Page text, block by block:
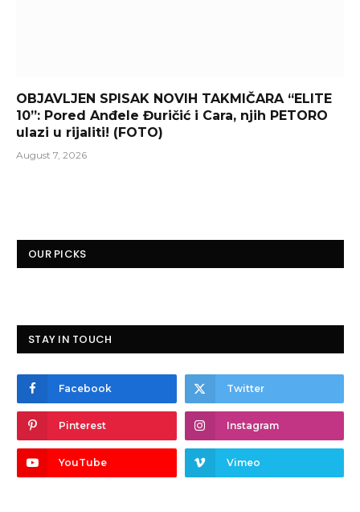
OBJAVLJEN SPISAK NOVIH TAKMIČARA “ELITE
10”: Pored Anđele Đuričić i Cara, njih PETORO
ulazi u rijaliti! (FOTO)
August 7, 2026
OUR PICKS
STAY IN TOUCH
Facebook Twitter
Pinterest Instagram
YouTube Vimeo